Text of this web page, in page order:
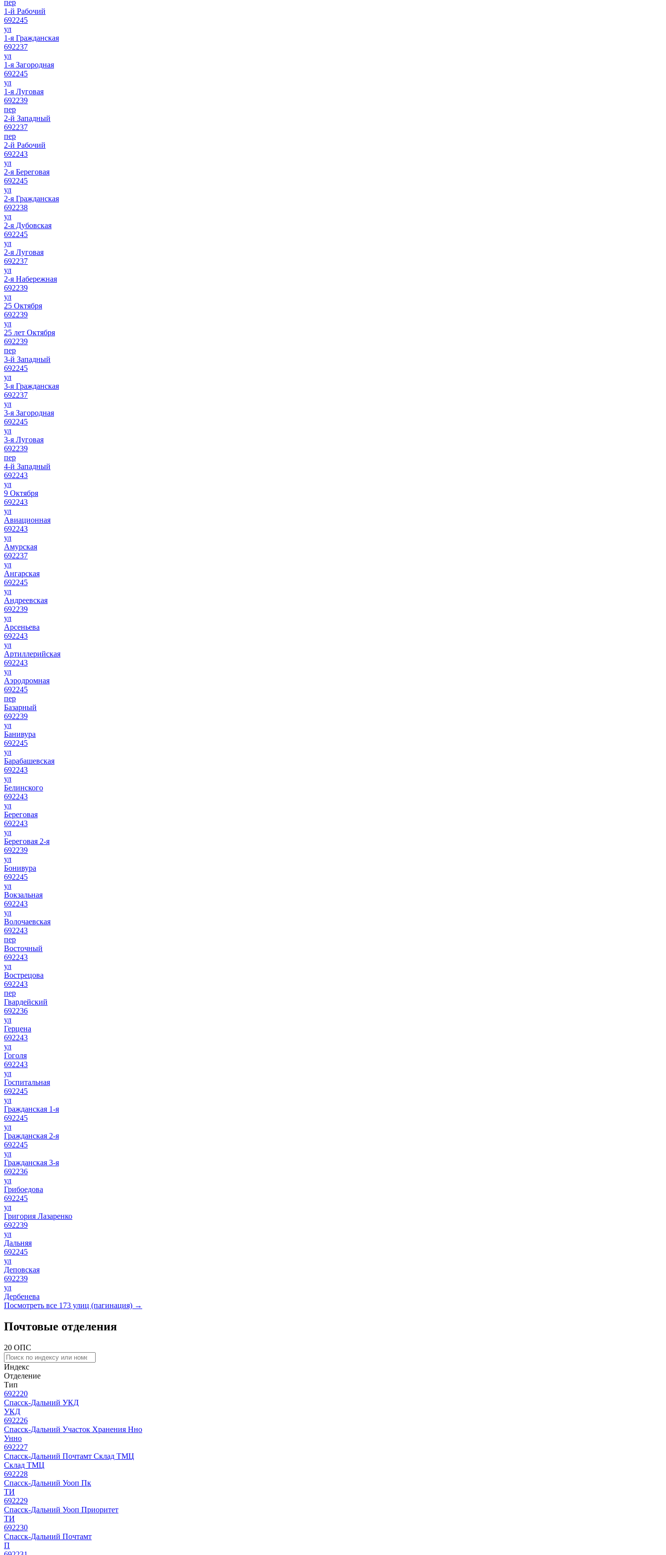
пер
1-й Рабочий
692245
ул
1-я Гражданская
692237
ул
1-я Загородная
692245
ул
1-я Луговая
692239
пер
2-й Западный
692237
пер
2-й Рабочий
692243
ул
2-я Береговая
692245
ул
2-я Гражданская
692238
ул
2-я Дубовская
692245
ул
2-я Луговая
692237
ул
2-я Набережная
692239
ул
25 Октября
692239
ул
25 лет Октября
692239
пер
3-й Западный
692245
ул
3-я Гражданская
692237
ул
3-я Загородная
692245
ул
3-я Луговая
692239
пер
4-й Западный
692243
ул
9 Октября
692243
ул
Авиационная
692243
ул
Амурская
692237
ул
Ангарская
692245
ул
Андреевская
692239
ул
Арсеньева
692243
ул
Артиллерийская
692243
ул
Аэродромная
692245
пер
Базарный
692239
ул
Банивура
692245
ул
Барабашевская
692243
ул
Белинского
692243
ул
Береговая
692243
ул
Береговая 2-я
692239
ул
Бонивура
692245
ул
Вокзальная
692243
ул
Волочаевская
692243
пер
Восточный
692243
ул
Вострецова
692243
пер
Гвардейский
692236
ул
Герцена
692243
ул
Гоголя
692243
ул
Госпитальная
692245
ул
Гражданская 1-я
692245
ул
Гражданская 2-я
692245
ул
Гражданская 3-я
692236
ул
Грибоедова
692245
ул
Григория Лазаренко
692239
ул
Дальняя
692245
ул
Деповская
692239
ул
Дербенева
Посмотреть все 173 улиц (пагинация) →
Почтовые отделения
20 ОПС
Индекс
Отделение
Тип
692220
Спасск-Дальний УКД
УКД
692226
Спасск-Дальний Участок Хранения Нно
Унно
692227
Спасск-Дальний Почтамт Склад ТМЦ
Склад ТМЦ
692228
Спасск-Дальний Уооп Пк
ТИ
692229
Спасск-Дальний Уооп Приоритет
ТИ
692230
Спасск-Дальний Почтамт
П